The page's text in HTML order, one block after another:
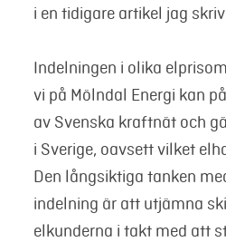
i en tidigare artikel jag
Indelningen i olika
vi på Mölndal Energi kan
av Svenska kraftnät och
i Sverige, oavsett vilket
Den långsiktiga tanken
indelning är att utjämna
elkunderna i takt med att